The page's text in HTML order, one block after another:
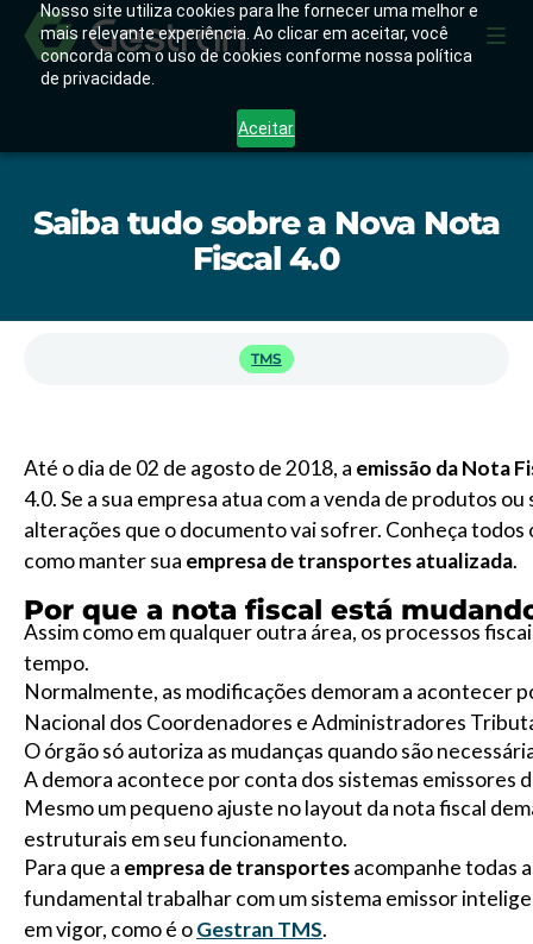
Nosso site utiliza cookies para lhe fornecer uma melhor e
mais relevante experiência. Ao clicar em aceitar, você
concorda com o uso de cookies conforme nossa política
de privacidade.
Aceitar
Saiba tudo sobre a Nova Nota
Fiscal 4.0
TMS
Até o dia de 02 de agosto de 2018, a emissão da Nota
4.0. Se a sua empresa atua com a venda de produtos
alterações que o documento vai sofrer. Conheça todos
como manter sua empresa de transportes atualizada.
Por que a nota fiscal está
Assim como em qualquer outra área, os processos
tempo.
Normalmente, as modificações demoram a acontecer
Nacional dos Coordenadores e Administradores
O órgão só autoriza as mudanças quando são
A demora acontece por conta dos sistemas emissores
Mesmo um pequeno ajuste no layout da nota fiscal
estruturais em seu funcionamento.
Para que a empresa de transportesacompanhe todas
fundamental trabalhar com um sistema emissor
em vigor, como é oGestran TMS.